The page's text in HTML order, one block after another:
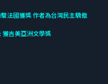
法國獲獎 作者為台灣民主驕傲
吉美亞洲文學獎